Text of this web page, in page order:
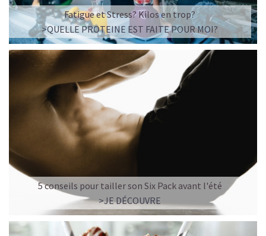
Fatigue et Stress? Kilos en trop?
>QUELLE PROTEINE EST FAITE POUR MOI?
5 conseils pour tailler son Six Pack avant l'été
>JE DÉCOUVRE